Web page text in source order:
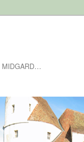
MIDGARD…